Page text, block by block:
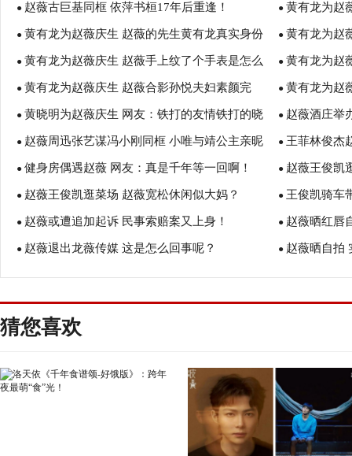
● 赵薇古巨基同框 依萍书桓17年后重逢！ ● 黄有龙为赵
● 黄有龙为赵薇庆生 赵薇的先生黄有龙真实身份
曝光！ 赵薇和黄有龙离婚了吗
● 黄有龙为赵
老公黄有龙身
● 黄有龙为赵薇庆生 赵薇手上纹了个手表是怎么
回事？ 赵薇和林心如年龄谁大？
● 黄有龙为赵
● 黄有龙为赵薇庆生 赵薇合影孙悦夫妇素颜完
胜！ 赵薇晒老公女儿游玩照
● 黄有龙为赵
的吗？ 赵薇
● 黄晓明为赵薇庆生 网友：铁打的友情铁打的晓
明！
● 赵薇酒庄举
● 赵薇周迅张艺谋冯小刚同框 小唯与靖公主亲昵
搂肩！
● 王菲林俊杰
● 健身房偶遇赵薇 网友：真是千年等一回啊！ ● 赵薇王俊凯
● 赵薇王俊凯逛菜场 赵薇宽松休闲似大妈？ ● 王俊凯骑车
● 赵薇或遭追加起诉 民事索赔案又上身！ ● 赵薇晒红唇
● 赵薇退出龙薇传媒 这是怎么回事呢？ ● 赵薇晒自拍
猜您喜欢